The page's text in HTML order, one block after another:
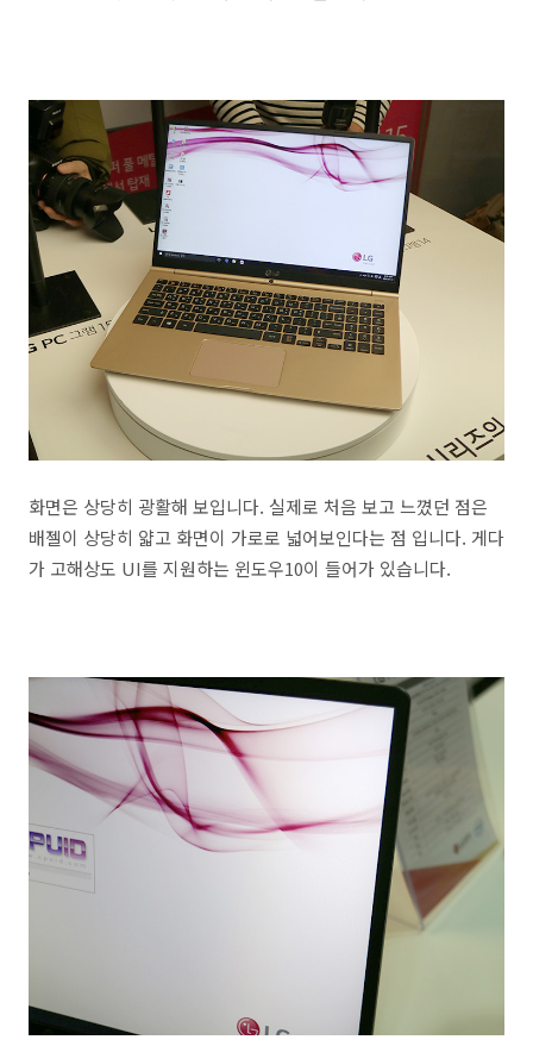
화면은 상당히 광활해 보입니다. 실제로 처음 보고 느꼈던 점은
배젤이 상당히 얇고 화면이 가로로 넓어보인다는 점 입니다. 게다
가 고해상도 UI를 지원하는 윈도우10이 들어가 있습니다.